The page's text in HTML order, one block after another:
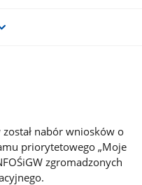
nabór wniosków o
priorytetowego „Moje
zgromadzonych